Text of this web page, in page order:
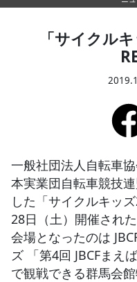
チ
加
エ
JBCF
「サイクル
一般社団法人自転車
本実業団自転車競技
した「サイクルキッ
28日（土）開催された
会場となったのは
ズ 「第4回 JBCFまえ
で観戦できる群馬会館